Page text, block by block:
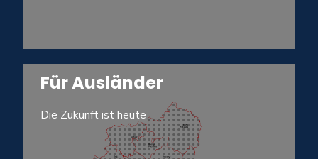
Für Ausländer
Die Zukunft ist heute